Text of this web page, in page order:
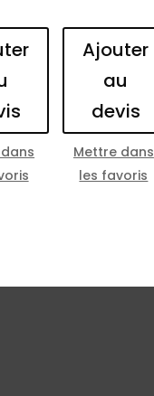
Ajouter
au
devis
Mettre dans
les favoris